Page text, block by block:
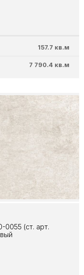
157.7 кв.м
7 790.4 кв.м
0055 (ст. арт.